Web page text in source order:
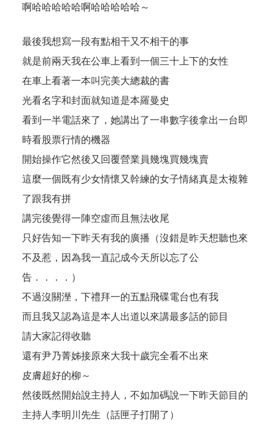
啊哈哈哈哈哈啊哈哈哈哈哈～
最後我想寫一段有點相干又不相干的事
就是前兩天我在公車上看到一個三十上下的女性
在車上看著一本叫 完美大總裁的書
光看名字和封面就知道是本羅曼史
看到一半電話來了，她講出了一串數字後拿出一台即
時看股票行情的機器
開始操作它然後又回覆營業員幾塊買幾塊賣
這麼一個既有少女情懷又幹練的女子情緒真是太複雜
了跟我有拼
講完後覺得一陣空虛而且無法收尾
只好告知一下昨天有我的廣播（沒錯是昨天想聽也來
不及惹，因為我一直記成今天所以忘了公
告．．．．）
不過沒關溼，下禮拜一的五點飛碟電台也有我
而且我又認為這是本人出道以來講最多話的節目
請大家記得收聽
還有尹乃菁姊接原來大我十歲完全看不出來
皮膚超好的柳～
然後既然開始說主持人，不如加碼說一下昨天節目的
主持人李明川先生（話匣子打開了）